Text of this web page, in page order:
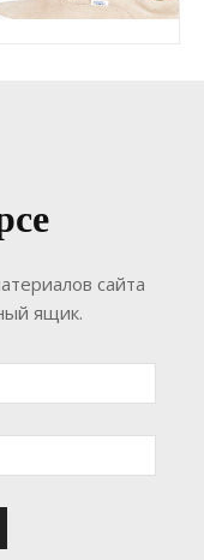
сайта
ящик.